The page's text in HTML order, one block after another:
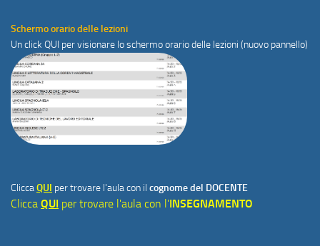
Schermo orario delle lezioni
Un click QUI per visionare lo schermo orario delle lezioni (nuovo pannello)
CliccaQUI per trovare l'aula con il cognome del DOCENTE
Clicca QUI per trovare l'aula con l'INSEGNAMENTO